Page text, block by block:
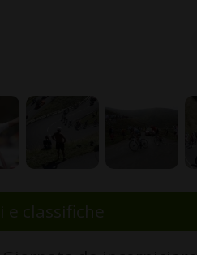
e classifiche